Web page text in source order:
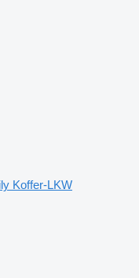
Koffer-LKW